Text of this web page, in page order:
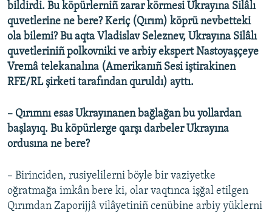
bildirdi. Bu köpürlerniñ zarar körmesi Ukrayına Silâlı
quvetlerine ne bere? Keriç (Qırım) köprü nevbetteki
ola bilemi? Bu aqta Vladislav Seleznev, Ukrayına Silâlı
quvetleriniñ polkovniki ve arbiy ekspert Nastoyaşçeye
Vremâ telekanalına (Amerikanıñ Sesi iştirakinen
RFE/RL şirketi tarafından quruldı) ayttı.
– Qırımnı esas Ukrayınanen bağlağan bu yollardan
başlayıq. Bu köpürlerge qarşı darbeler Ukrayına
ordusına ne bere?
– Birinciden, rusiyelilerni böyle bir vaziyetke
oğratmağa imkân bere ki, olar vaqtınca işğal etilgen
Qırımdan Zaporijjâ vilâyetiniñ cenübine arbiy yüklerni